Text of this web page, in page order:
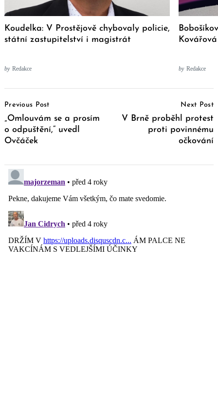
Koudelka: V Prostějově chybovaly policie,
státní zastupitelství i magistrát
by Redakce by Redakce
Navigation
Previous Post
„Omlouvám se a prosím
o odpuštění,“ uvedl
Ovčáček
Next Post
V Brně proběhl protest
proti povinnému
očkování